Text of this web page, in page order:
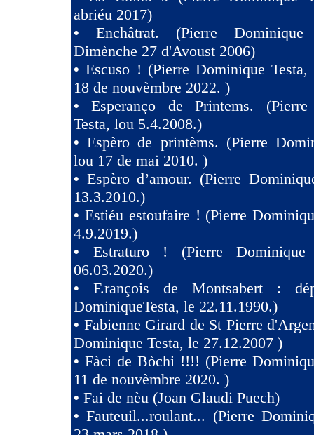
abriéu 2017)
• Enchâtrat. (Pierre
Dimènche 27 d'Avoust 2006)
•Escuso ! (Pierre Dominique
18 de nouvèmbre 2022. )
•Esperanço de Printems.
Testa, lou 5.4.2008.)
•Espèro de printèms. (Pierre
lou 17 de mai 2010. )
• Espèro d’amour. (Pierre
13.3.2010.)
• Estiéu estoufaire ! (Pierre
4.9.2019.)
• Estraturo ! (Pierre
06.03.2020.)
• F.rançois de Montsabert :
DominiqueTesta, le 22.11.1990.)
• Fabienne Girard de St Pierre
Dominique Testa, le 27.12.2007 )
• Fàci de Bòchi !!!! (Pierre
11 de nouvèmbre 2020. )
• Fai de nèu (Joan Glaudi Puech)
•Fauteuil...roulant... (Pierre